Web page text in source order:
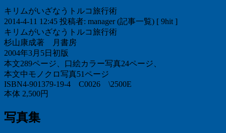
キリムがいざなうトルコ旅行術
2014-4-11 12:45 投稿者: manager (記事一覧) [ 9hit ]
キリムがいざなうトルコ旅行術
杉山康成著 月書房
2004年3月5日初版
本文289ページ、口絵カラー写真24ページ、
本文中モノクロ写真51ページ
ISBN4-901379-19-4 C0026 \2500E
本体 2,500円
写真集